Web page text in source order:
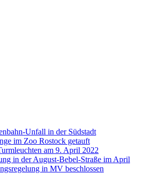
Unfall in der Südstadt
im Zoo Rostock getauft
am 9. April 2022
in der August-Bebel-Straße im April
in MV beschlossen